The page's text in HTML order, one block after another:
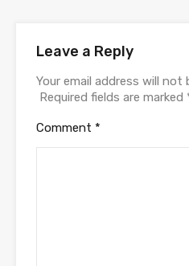
Leave a Reply
Your email address will not
Required fields are marked
Comment *